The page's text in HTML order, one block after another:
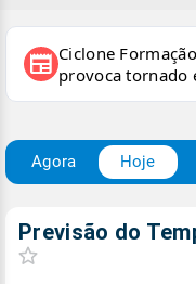
newspaper Ciclone
provoca tornado
no RS
Agora Hoje
Previsão do